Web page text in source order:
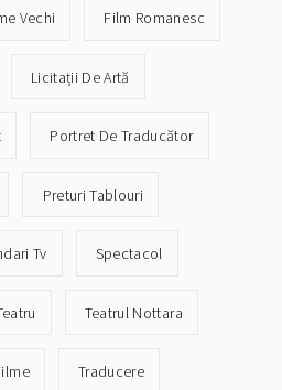
Vechi Film Romanesc
Licitații De Artă
Portret De Traducător
Preturi Tablouri
Tv Spectacol
Teatrul Nottara
Traducere